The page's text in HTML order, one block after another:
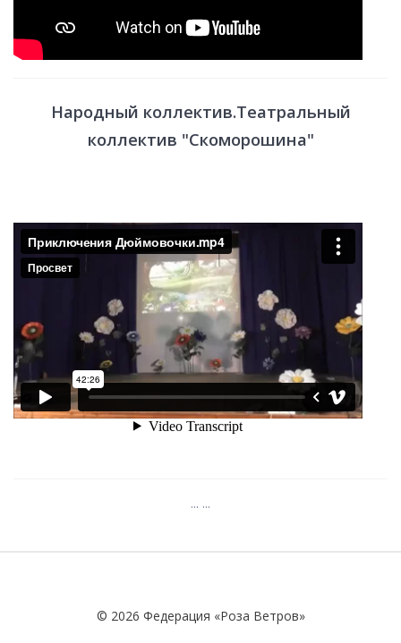
Народный коллектив.Театральный
коллектив "Скоморошина"
... ...
© 2026 Федерация «Роза Ветров»